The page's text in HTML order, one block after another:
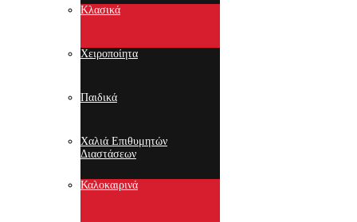
Κλασικά
Χειροποίητα
Παιδικά
Χαλιά Επιθυμητών
Διαστάσεων
Καλοκαιρινά